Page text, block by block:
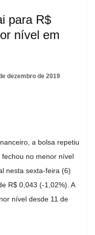
para R$
nível em
dezembro de 2019
a bolsa repetiu
no menor nível
nesta sexta-feira (6)
R$ 0,043 (-1,02%). A
nível desde 11 de